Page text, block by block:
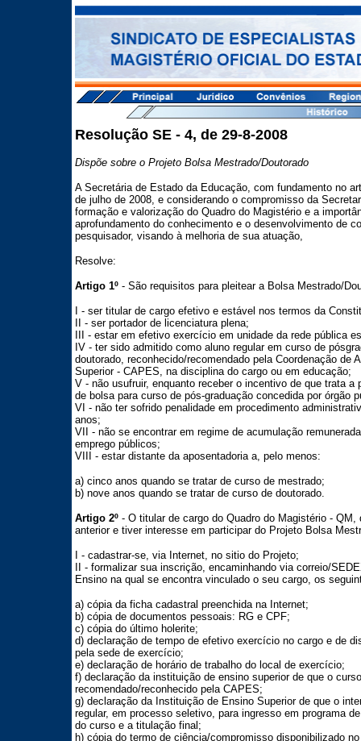
Resolução SE - 4, de 29-8-2008
Dispõe sobre o Projeto Bolsa Mestrado/Doutorado
A Secretária de Estado da Educação, com fundamento no
de julho de 2008, e considerando o compromisso da
formação e valorização do Quadro do Magistério e a
aprofundamento do conhecimento e o desenvolvimento de
pesquisador, visando à melhoria de sua atuação,
Resolve:
Artigo 1º - São requisitos para pleitear a Bolsa Mestrado/
I - ser titular de cargo efetivo e estável nos termos da
II - ser portador de licenciatura plena;
III - estar em efetivo exercício em unidade da rede pública
IV - ter sido admitido como aluno regular em curso de
doutorado, reconhecido/recomendado pela Coordenação de
Superior - CAPES, na disciplina do cargo ou em educação;
V - não usufruir, enquanto receber o incentivo de que trata a
de bolsa para curso de pós-graduação concedida por órgão
VI - não ter sofrido penalidade em procedimento
anos;
VII - não se encontrar em regime de acumulação
emprego públicos;
VIII - estar distante da aposentadoria a, pelo menos:
a) cinco anos quando se tratar de curso de mestrado;
b) nove anos quando se tratar de curso de doutorado.
Artigo 2º- O titular de cargo do Quadro do Magistério - QM,
anterior e tiver interesse em participar do Projeto Bolsa
I - cadastrar-se, via Internet, no sitio do Projeto;
II - formalizar sua inscrição, encaminhando via correio/
Ensino na qual se encontra vinculado o seu cargo, os
a) cópia da ficha cadastral preenchida na Internet;
b) cópia de documentos pessoais: RG e CPF;
c) cópia do último holerite;
d) declaração de tempo de efetivo exercício no cargo e de
pela sede de exercício;
e) declaração de horário de trabalho do local de exercício;
f) declaração da instituição de ensino superior de que o
recomendado/reconhecido pela CAPES;
g) declaração da Instituição de Ensino Superior de que o
regular, em processo seletivo, para ingresso em programa
do curso e a titulação final;
h) cópia do termo de ciência/compromisso disponibilizado